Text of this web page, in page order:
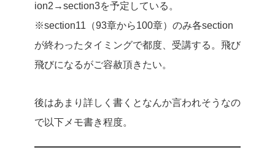
ion2→section3を予定している。
※section11（93章から100章）のみ各section
が終わったタイミングで都度、受講する。飛び
飛びになるがご容赦頂きたい。
後はあまり詳しく書くとなんか言われそうなの
で以下メモ書き程度。